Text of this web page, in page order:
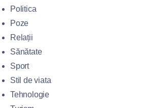
Politica
Poze
Relații
Sănătate
Sport
Stil de viata
Tehnologie